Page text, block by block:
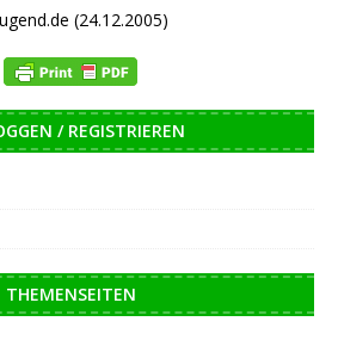
(24.12.2005)
/ REGISTRIEREN
THEMENSEITEN